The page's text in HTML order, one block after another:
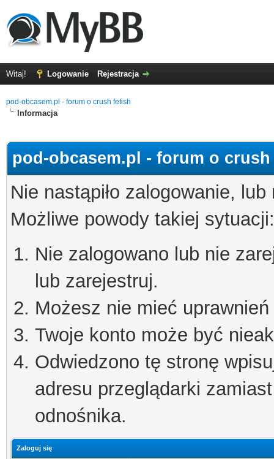
Witaj! Logowanie Rejestracja
pod-obcasem.pl - forum o crush fetish
Informacja
pod-obcasem.pl - forum o
Nie nastąpiło zalogowanie,
Możliwe powody takiej sytuacji:
Nie zalogowano lub nie
lub zarejestruj.
Możesz nie mieć
Twoje konto może być
Odwiedzono tę stronę
adresu przeglądarki
odnośnika.
Zaloguj się